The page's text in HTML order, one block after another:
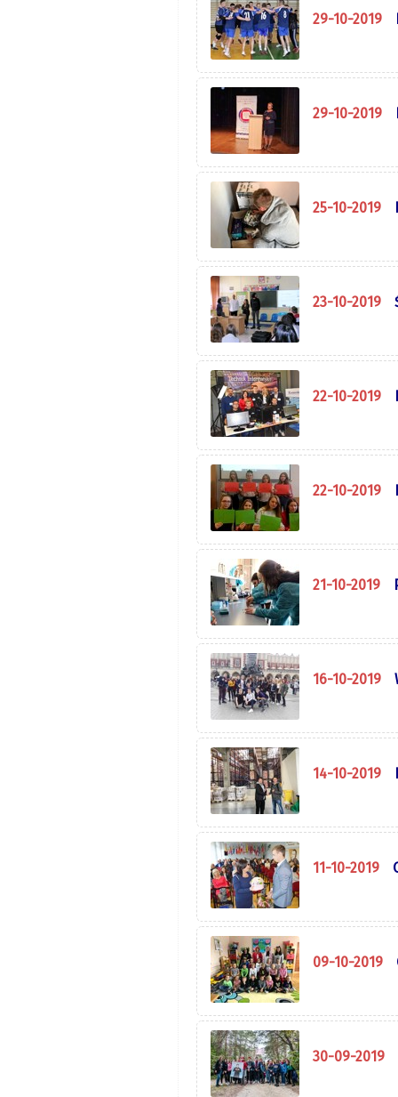
29-10-2019
29-10-2019
25-10-2019
23-10-2019
22-10-2019
22-10-2019
21-10-2019
16-10-2019
14-10-2019
11-10-2019
09-10-2019
30-09-2019